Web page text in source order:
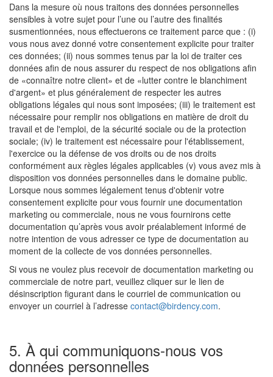
Dans la mesure où nous traitons des données personnelles
sensibles à votre sujet pour l’une ou l’autre des finalités
susmentionnées, nous effectuerons ce traitement parce que : (i)
vous nous avez donné votre consentement explicite pour traiter
ces données; (ii) nous sommes tenus par la loi de traiter ces
données afin de nous assurer du respect de nos obligations afin
de «connaître notre client» et de «lutter contre le blanchiment
d'argent» et plus généralement de respecter les autres
obligations légales qui nous sont imposées; (iii) le traitement est
nécessaire pour remplir nos obligations en matière de droit du
travail et de l'emploi, de la sécurité sociale ou de la protection
sociale; (iv) le traitement est nécessaire pour l'établissement,
l'exercice ou la défense de vos droits ou de nos droits
conformément aux règles légales applicables (v) vous avez mis à
disposition vos données personnelles dans le domaine public.
Lorsque nous sommes légalement tenus d'obtenir votre
consentement explicite pour vous fournir une documentation
marketing ou commerciale, nous ne vous fournirons cette
documentation qu’après vous avoir préalablement informé de
notre intention de vous adresser ce type de documentation au
moment de la collecte de vos données personnelles.
Si vous ne voulez plus recevoir de documentation marketing ou
commerciale de notre part, veuillez cliquer sur le lien de
désinscription figurant dans le courriel de communication ou
envoyer un courriel à l’adresse contact@birdency.com.
5. À qui communiquons-nous vos
données personnelles